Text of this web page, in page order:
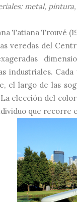
metal,
Tatiana Trouvé
veredas del
industriales.
el largo de las
elección del
que recorre